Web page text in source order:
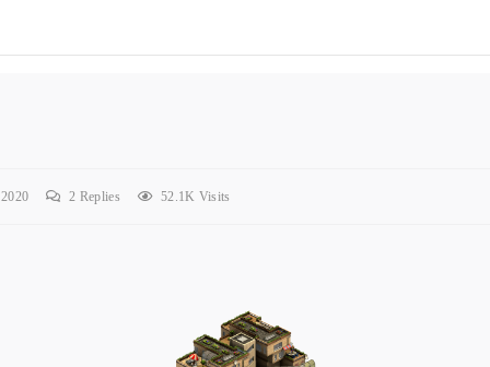
2 Replies 52.1K Visits